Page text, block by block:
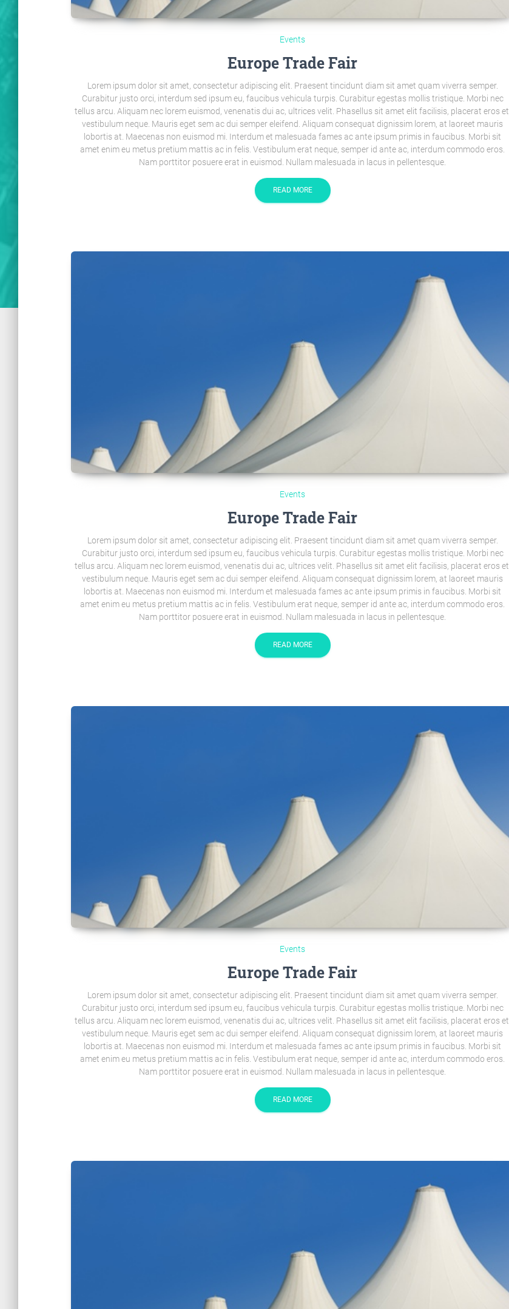
Events
Europe Trade Fair
Lorem ipsum dolor sit amet, consectetur adipiscing elit. Praesent tincidunt diam sit amet quam viverra semper.
Curabitur justo orci, interdum sed ipsum eu, faucibus vehicula turpis. Curabitur egestas mollis tristique. Morbi nec
tellus arcu. Aliquam nec lorem euismod, venenatis dui ac, ultrices velit. Phasellus sit amet elit facilisis, placerat eros et,
vestibulum neque. Mauris eget sem ac dui semper eleifend. Aliquam consequat dignissim lorem, at laoreet mauris
lobortis at. Maecenas non euismod mi. Interdum et malesuada fames ac ante ipsum primis in faucibus. Morbi sit
amet enim eu metus pretium mattis ac in felis. Vestibulum erat neque, semper id ante ac, interdum commodo eros.
Nam porttitor posuere erat in euismod. Nullam malesuada in lacus in pellentesque.
READ MORE
Events
Europe Trade Fair
Lorem ipsum dolor sit amet, consectetur adipiscing elit. Praesent tincidunt diam sit amet quam viverra semper.
Curabitur justo orci, interdum sed ipsum eu, faucibus vehicula turpis. Curabitur egestas mollis tristique. Morbi nec
tellus arcu. Aliquam nec lorem euismod, venenatis dui ac, ultrices velit. Phasellus sit amet elit facilisis, placerat eros et,
vestibulum neque. Mauris eget sem ac dui semper eleifend. Aliquam consequat dignissim lorem, at laoreet mauris
lobortis at. Maecenas non euismod mi. Interdum et malesuada fames ac ante ipsum primis in faucibus. Morbi sit
amet enim eu metus pretium mattis ac in felis. Vestibulum erat neque, semper id ante ac, interdum commodo eros.
Nam porttitor posuere erat in euismod. Nullam malesuada in lacus in pellentesque.
READ MORE
Events
Europe Trade Fair
Lorem ipsum dolor sit amet, consectetur adipiscing elit. Praesent tincidunt diam sit amet quam viverra semper.
Curabitur justo orci, interdum sed ipsum eu, faucibus vehicula turpis. Curabitur egestas mollis tristique. Morbi nec
tellus arcu. Aliquam nec lorem euismod, venenatis dui ac, ultrices velit. Phasellus sit amet elit facilisis, placerat eros et,
vestibulum neque. Mauris eget sem ac dui semper eleifend. Aliquam consequat dignissim lorem, at laoreet mauris
lobortis at. Maecenas non euismod mi. Interdum et malesuada fames ac ante ipsum primis in faucibus. Morbi sit
amet enim eu metus pretium mattis ac in felis. Vestibulum erat neque, semper id ante ac, interdum commodo eros.
Nam porttitor posuere erat in euismod. Nullam malesuada in lacus in pellentesque.
READ MORE